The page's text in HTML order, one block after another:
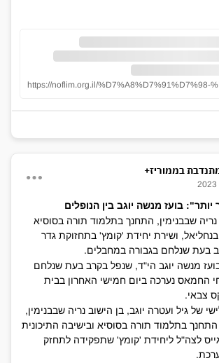
בממוריז+
בועז מנשה יוגב בין הנופלים
נריה שבבנימין, התחנך בתלמוד תורה בסוסיא
בנחליאל, ושירת יחידת 'קומץ' בתחזוקת גדר
בעת שנלחם בגבורה במחבלים.
מנשה יוגב הי"ד, שנפל בקרב בעת שנלחם
החמאס נערכה ביום חמישי האחרון בבית
צבאי.
של גיל ועטרה יוגב, בן הישוב נריה שבבנימין,
19 שנה, התחנך בתלמוד תורה בסוסיא ובישיבה התיכונית
לצה"ל ליחידת 'קומץ' שתפקידה לתחזק